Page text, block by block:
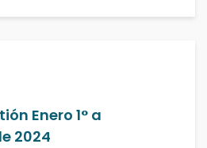
Enero 1° a
2024